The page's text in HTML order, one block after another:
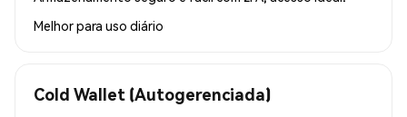
Melhor para uso diário
Cold Wallet (Autogerenciada)